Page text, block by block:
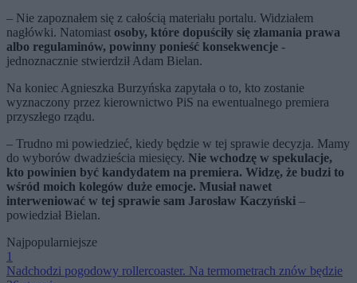
– Nie zapoznałem się z całością materiału portalu. Widziałem
nagłówki. Natomiast osoby, które dopuściły się złamania prawa
albo regulaminów, powinny ponieść konsekwencje -
jednoznacznie stwierdził Adam Bielan.
Na koniec Agnieszka Burzyńska zapytała o to, kto zostanie
wyznaczony przez kierownictwo PiS na ewentualnego premiera
przyszłego rządu.
– Trudno mi powiedzieć, kiedy będzie w tej sprawie decyzja. Mamy
do wyborów dwadzieścia miesięcy. Nie wchodzę w spekulacje,
kto powinien być kandydatem na premiera. Widzę, że budzi to
wśród moich kolegów duże emocje. Musiał nawet
interweniować w tej sprawie sam Jarosław Kaczyński –
powiedział Bielan.
Najpopularniejsze
1
Nadchodzi pogodowy rollercoaster. Na termometrach znów będzie